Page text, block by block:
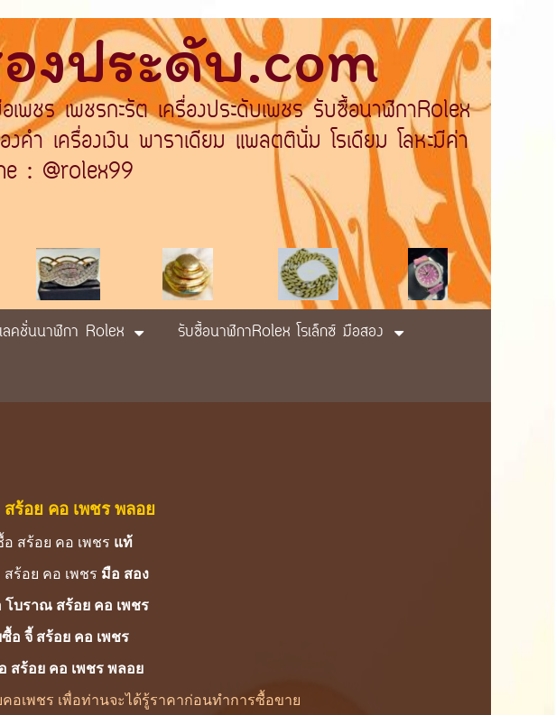
งประดับ.com
พชร เพชรกะรัต เครื่องประดับเพชร รับซื้อนาฬิกาRolex
ำ เครื่องเงิน พาราเดียม แพลตตินั่ม โรเดียม โลหะมีค่า
: @rolex99
ลคชั่นนาฬิกา Rolex
รับซื้อนาฬิกาRolex โรเล็กซ์ มือสอง
ร้อย คอ เพชร พลอย
อ สร้อย คอ เพชร แท้
สร้อย คอ เพชร มือ สอง
โบราณสร้อย คอ เพชร
ซื้อ จี้ สร้อย คอ เพชร
สร้อย คอ เพชร พลอย
อเพชร เพื่อท่านจะได้รู้ราคาก่อนทำการซื้อขาย